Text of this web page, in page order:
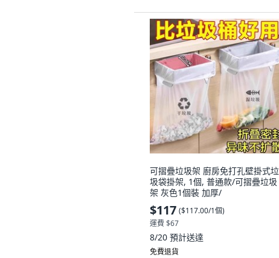
可摺疊垃圾架 廚房免打孔壁掛式垃
圾袋掛架, 1個, 普通款/可摺疊垃圾
架 灰色1個裝 加厚/
$117 ($117.00/1個)
運費 $67
8/20 預計送達
免費退貨